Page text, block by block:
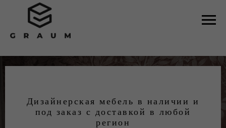
Дизайнерская мебель в наличии и
под заказ с доставкой в любой
регион